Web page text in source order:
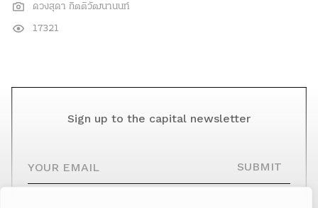
ดวงสุดา กิตติวัฒนานนท์
17321
Sign up to the capital newsletter
SUBMIT